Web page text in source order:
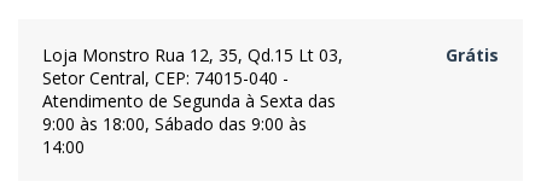
Loja Monstro Rua 12, 35, Qd.15 Lt 03,
Setor Central, CEP: 74015-040 -
Atendimento de Segunda à Sexta das
9:00 às 18:00, Sábado das 9:00 às
14:00
Grátis